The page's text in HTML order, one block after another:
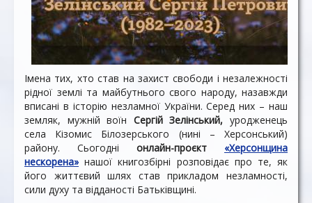
Імена тих, хто став на захист свободи і незалежності
рідної землі та майбутнього свого народу, назавжди
вписані в історію незламної України. Серед них – наш
земляк, мужній воїн Сергій Зелінський, уродженець
села Кізомис Білозерського (нині – Херсонський)
району. Сьогодні онлайн-проєкт «Херсонщина
нескорена» нашої книгозбірні розповідає про те, як
його життєвий шлях став прикладом незламності,
сили духу та відданості Батьківщині.